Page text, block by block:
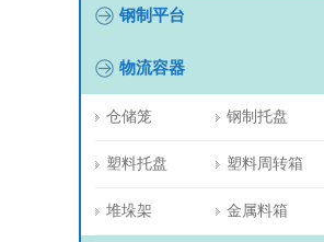
钢制平台
物流容器
仓储笼 钢制托盘
塑料托盘 塑料周转箱
堆垛架 金属料箱